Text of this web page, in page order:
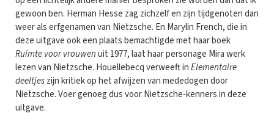
gewoon ben. Herman Hesse zag zichzelf en zijn tijdgenoten dan
weer als erfgenamen van Nietzsche. En Marylin French, die in
deze uitgave ook een plaats bemachtigde met haar boek
Ruimte voor vrouwenuit 1977, laat haar personage Mira werk
lezen van Nietzsche. Houellebecq verweeft inElementaire
deeltjeszijn kritiek op het afwijzen van mededogen door
Nietzsche. Voer genoeg dus voor Nietzsche-kenners in deze
uitgave.